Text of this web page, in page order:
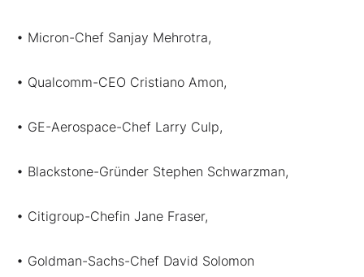
• Micron-Chef Sanjay Mehrotra,
• Qualcomm-CEO Cristiano Amon,
• GE-Aerospace-Chef Larry Culp,
• Blackstone-Gründer Stephen Schwarzman,
• Citigroup-Chefin Jane Fraser,
• Goldman-Sachs-Chef David Solomon